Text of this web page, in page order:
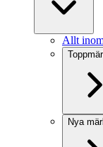
Allt
Nya